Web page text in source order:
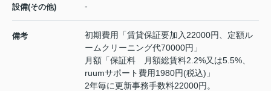
設備(その他) -
備考
初期費用「賃貸保証要加入22000円、定額ル
ームクリーニング代70000円」
月額「保証料 月額総賃料2.2%又は5.5%、
ruumサポート費用1980円(税込)」
2年毎に更新事務手数料22000円。